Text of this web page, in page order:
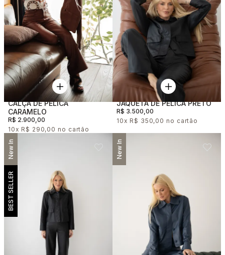
CALÇA DE PELICA
CARAMELO
R$ 2.900,00
10x R$ 290,00
JAQUETA DE PELICA PRETO
R$ 3.500,00
10x R$ 350,00
New In
BEST SELLER
New In